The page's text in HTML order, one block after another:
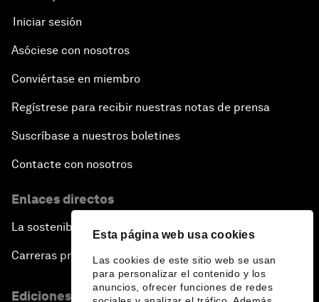
Esta página web usa cookies
Las cookies de este sitio web se usan
para personalizar el contenido y los
anuncios, ofrecer funciones de redes
Iniciar sesión
Asóciese con nosotros
Conviértase en miembro
Regístrese para recibir nuestras notas de prensa
Suscríbase a nuestros boletines
Contacte con nosotros
Enlaces directos
La sostenibilidad en el Foro
Carreras profesionales
Ediciones en otros idiomas